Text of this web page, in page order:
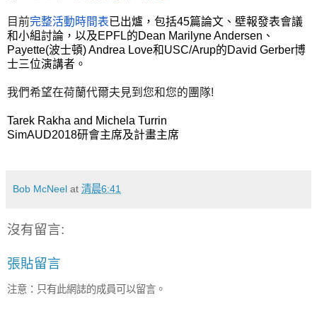
目前完整活動時間表已出爐，包括45篇論文、壁報發表會議
和小組討論，以及EPFL的Dean Marilyne Andersen、
Payette(波士頓) Andrea Love和USC/Arup的David Gerber博
士三位演講者。
我們希望在荷蘭代爾夫見到您和您的團隊!
Tarek Rakha and Michela Turrin
SimAUD2018研會主席及計畫主席
Bob McNeel at 清晨6:41
沒有留言:
張貼留言
注意：只有此網誌的成員可以留言。